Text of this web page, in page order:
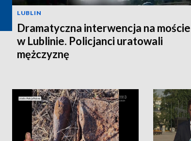
LUBLIN
Dramatyczna interwencja na moście
w Lublinie. Policjanci uratowali
mężczyznę